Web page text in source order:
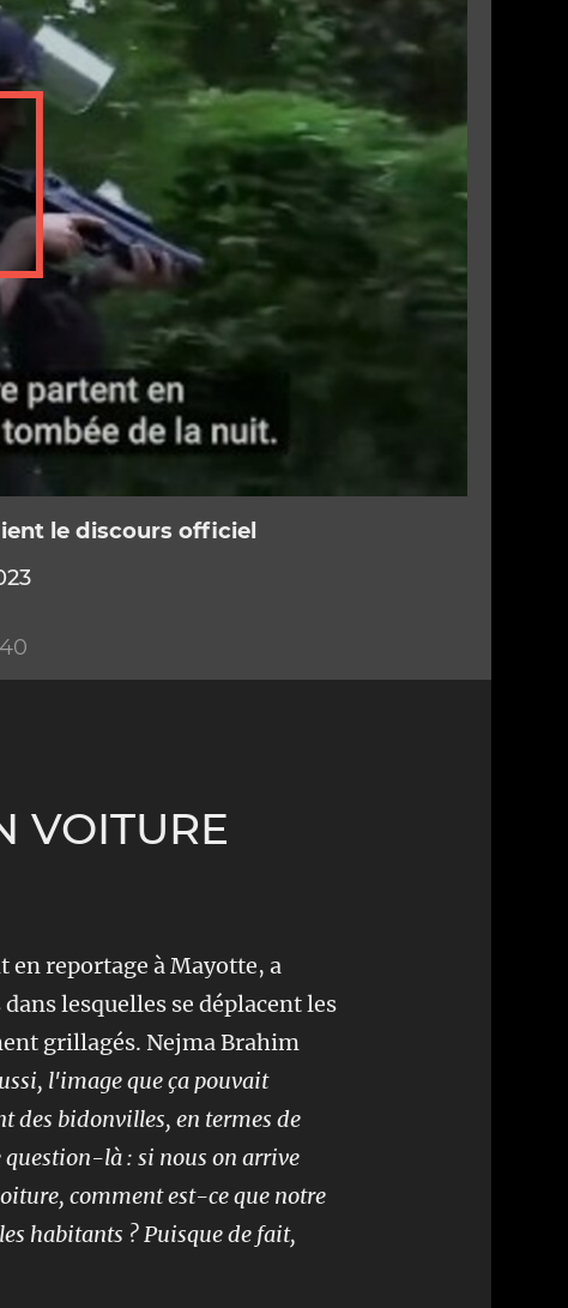
le discours officiel
VOITURE
reportage à Mayotte, a
lesquelles se déplacent les
grillagés. Nejma Brahim
l'image que ça pouvait
des bidonvilles, en termes de
question-là : si nous on arrive
comment est-ce que notre
habitants ? Puisque de fait,